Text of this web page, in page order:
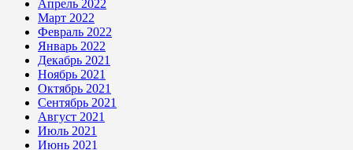
Апрель 2022
Март 2022
Февраль 2022
Январь 2022
Декабрь 2021
Ноябрь 2021
Октябрь 2021
Сентябрь 2021
Август 2021
Июль 2021
Июнь 2021